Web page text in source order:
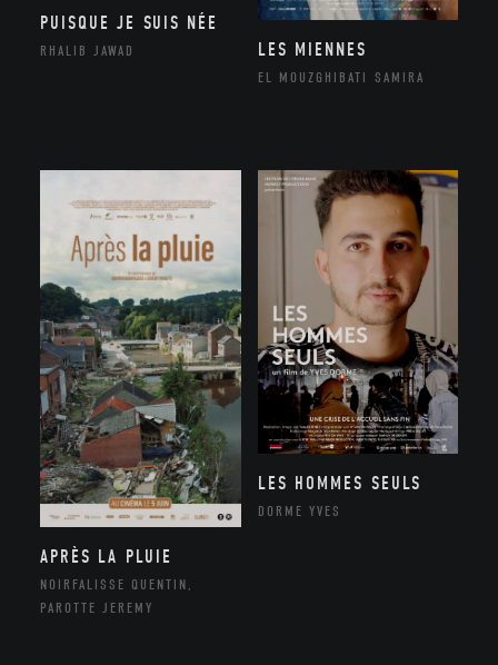
PUISQUE JE SUIS NÉE
RHALIB JAWAD LES MIENNES
EL MOUZGHIBATI SAMIRA
APRÈS LA PLUIE
NOIRFALISSE QUENTIN,
PAROTTE JEREMY
LES HOMMES SEULS
DORME YVES